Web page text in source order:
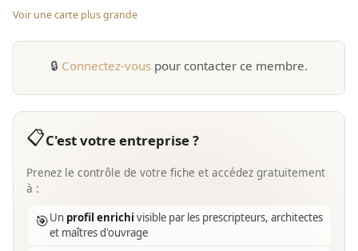
Voir une carte plus grande
🔒 Connectez-vous pour contacter ce membre.
📋C'est votre entreprise ?
Prenez le contrôle de votre fiche et accédez gratuitement
à :
🎯Un profil enrichi visible par les prescripteurs, architectes
et maîtres d'ouvrage